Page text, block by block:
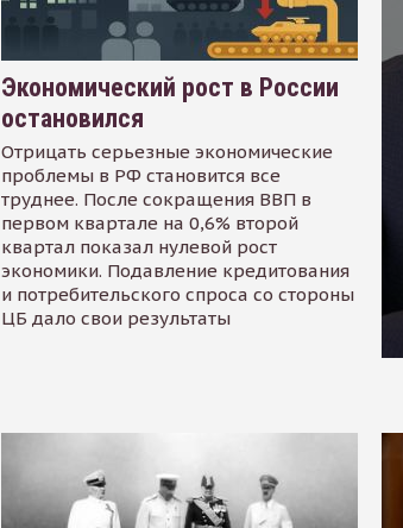
Экономический рост в России
остановился
Отрицать серьезные экономические
проблемы в РФ становится все
труднее. После сокращения ВВП в
первом квартале на 0,6% второй
квартал показал нулевой рост
экономики. Подавление кредитования
и потребительского спроса со стороны
ЦБ дало свои результаты